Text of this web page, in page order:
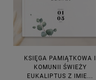
KSIĘGA PAMIĄTKOWA I
KOMUNII ŚWIEŻY
EUKALIPTUS Z IMIE...